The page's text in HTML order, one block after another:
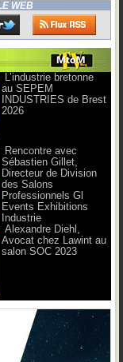
WEB
L’industrie bretonne
au SEPEM
INDUSTRIES de Brest
2026
Rencontre avec
Sébastien Gillet,
Directeur de Division
des Salons
Professionnels Gl
Events Exhibitions
Industrie
Alexandre Diehl,
Avocat chez Lawint au
salon SOC 2023